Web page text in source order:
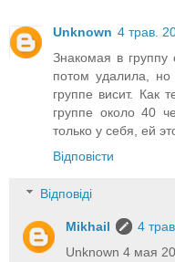
Unknown 4 трав.
Знакомая в
потом удалила,
группе висит. Как
группе около 40
только у себя, ей
Відповісти
Відповіді
Mikhail
4
Unknown 4 мая